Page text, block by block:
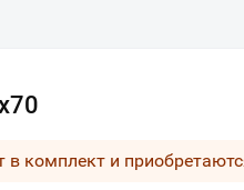
в комплект и